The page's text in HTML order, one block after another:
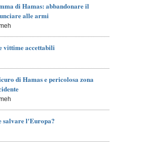
di Hamas: abbandonare il
alle armi
vittime accettabili
di Hamas e pericolosa zona
salvare l'Europa?